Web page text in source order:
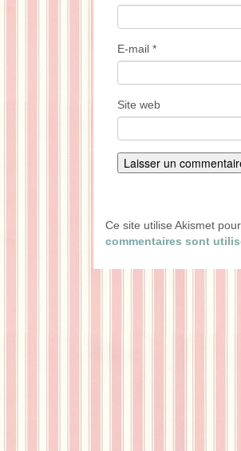
E-mail *
Site web
Ce site utilise Akismet
commentaires sont